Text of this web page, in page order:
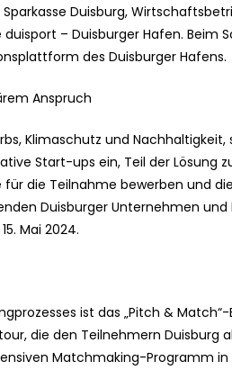
Sparkasse Duisburg,
– Duisburger Hafen. Beim
des Duisburger Hafens.
Anspruch
Klimaschutz und
Start-ups ein, Teil der Lösung
die Teilnahme bewerben und
Duisburger Unternehmen und
Mai 2024.
ist das „Pitch &
die den Teilnehmern
Matchmaking-Programm in